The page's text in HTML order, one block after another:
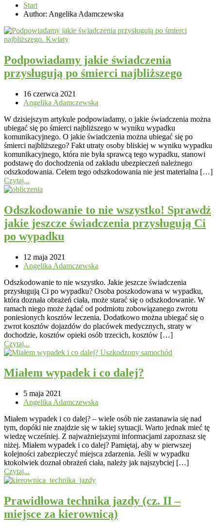
Start
Author: Angelika Adamczewska
Podpowiadamy jakie świadczenia
przysługują po śmierci najbliższego
16 czerwca 2021
Angelika Adamczewska
W dzisiejszym artykule podpowiadamy, o jakie świadczenia można
ubiegać się po śmierci najbliższego w wyniku wypadku
komunikacyjnego. O jakie świadczenia można ubiegać się po
śmierci najbliższego? Fakt utraty osoby bliskiej w wyniku wypadku
komunikacyjnego, która nie była sprawcą tego wypadku, stanowi
podstawę do dochodzenia od zakładu ubezpieczeń należnego
odszkodowania. Celem tego odszkodowania nie jest materialna […]
Czytaj...
Odszkodowanie to nie wszystko! Sprawdź
jakie jeszcze świadczenia przysługują Ci
po wypadku
12 maja 2021
Angelika Adamczewska
Odszkodowanie to nie wszystko. Jakie jeszcze świadczenia
przysługują Ci po wypadku? Osoba poszkodowana w wypadku,
która doznała obrażeń ciała, może starać się o odszkodowanie. W
ramach niego może żądać od podmiotu zobowiązanego zwrotu
poniesionych kosztów leczenia. Dodatkowo można ubiegać się o
zwrot kosztów dojazdów do placówek medycznych, straty w
dochodzie, kosztów opieki osób trzecich, kosztów […]
Czytaj...
Miałem wypadek i co dalej?
5 maja 2021
Angelika Adamczewska
Miałem wypadek i co dalej? – wiele osób nie zastanawia się nad
tym, dopóki nie znajdzie się w takiej sytuacji. Warto jednak mieć tę
wiedzę wcześniej. Z najważniejszymi informacjami zapoznasz się
niżej. Miałem wypadek i co dalej? Pamiętaj, aby w pierwszej
kolejności zabezpieczyć miejsca zdarzenia. Jeśli w wypadku
ktokolwiek doznał obrażeń ciała, należy jak najszybciej […]
Czytaj...
Prawidłowa technika jazdy (cz. II –
miejsce za kierownicą)